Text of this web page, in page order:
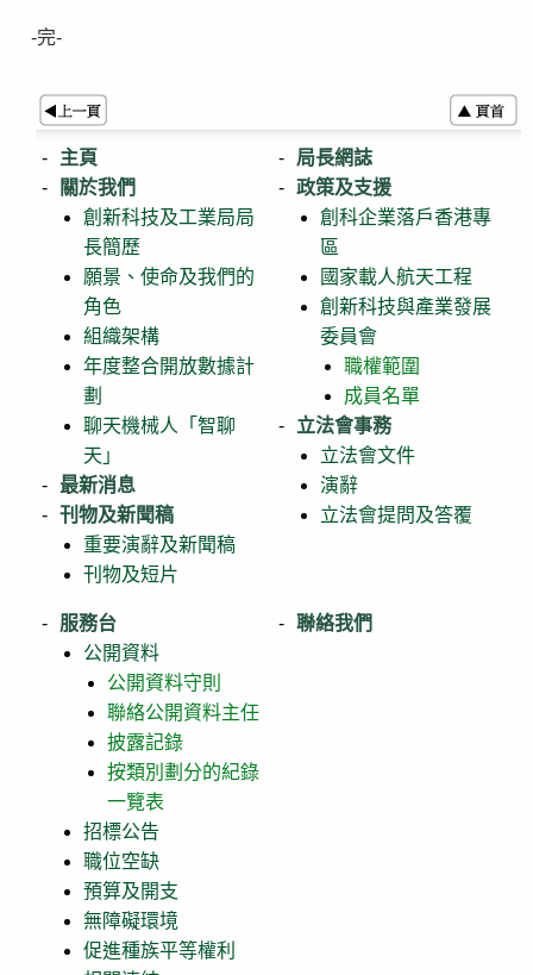
-完-
主頁
關於我們
創新科技及工業局局
長簡歷
願景、使命及我們的
角色
組織架構
年度整合開放數據計
劃
聊天機械人「智聊
天」
最新消息
刊物及新聞稿
重要演辭及新聞稿
刊物及短片
局長網誌
政策及支援
創科企業落戶香港專
區
國家載人航天工程
創新科技與產業發展
委員會
職權範圍
成員名單
立法會事務
立法會文件
演辭
立法會提問及答覆
服務台
公開資料
公開資料守則
聯絡公開資料主任
披露記錄
按類別劃分的紀錄
一覽表
招標公告
職位空缺
預算及開支
無障礙環境
促進種族平等權利
聯絡我們